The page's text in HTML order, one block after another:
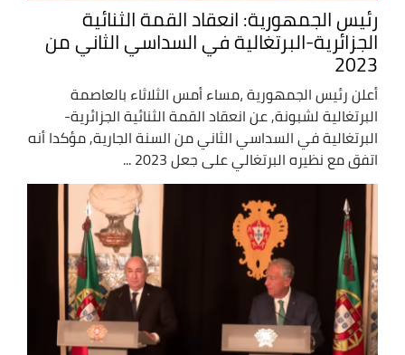
رئيس الجمهورية: انعقاد القمة الثنائية
الجزائرية-البرتغالية في السداسي الثاني من
2023
أعلن رئيس الجمهورية ،مساء أمس الثلاثاء بالعاصمة
البرتغالية لشبونة, عن انعقاد القمة الثنائية الجزائرية-
البرتغالية في السداسي الثاني من السنة الجارية, مؤكدا أنه
اتفق مع نظيره البرتغالي على جعل 2023 ...